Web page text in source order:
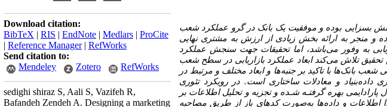
بسزایی بوده و موفقیت یک بانک در گرو عملکرد شعب
و منجر به ارائه بخش زیادی از ارزش به مشتری نهایی
به وفور می‌باشد، اما تحقیقات جهت سنجش عملکرد
تحقیق تلاش می‌کند ابعاد عملکرد بازاریابی در سطح شعب
بانک‌ها با تاکید بر جنبه‌ها و ابعاد مختلف و مرتبط در
داده‌بنیاد و معادلات ساختاری است. در رویکرد تئوری
بهره گرفتـه شـده و تجزیه و تحلیل اطلاعات بر
اطلاعات و داده‌ها به‌صورت کدهای باز از طریق مصاحبه‌
Download citation:
BibTeX | RIS | EndNote | Medlars | ProCite
| Reference Manager| RefWorks
Send citation to:
Mendeley
Zotero RefWorks
sedighi shiraz S, Aali S, Vazifeh R,
Bafandeh Zendeh A. Designing a marketing